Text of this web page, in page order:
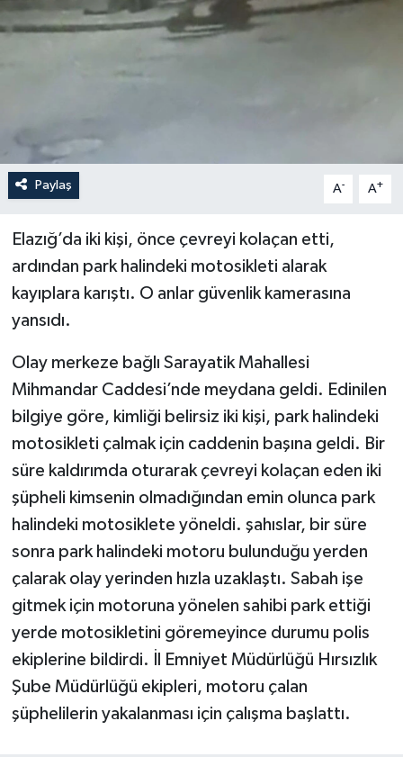
Paylaş A- A+
Elazığ’da iki kişi, önce çevreyi kolaçan etti,
ardından park halindeki motosikleti alarak
kayıplara karıştı. O anlar güvenlik kamerasına
yansıdı.
Olay merkeze bağlı Sarayatik Mahallesi
Mihmandar Caddesi’nde meydana geldi. Edinilen
bilgiye göre, kimliği belirsiz iki kişi, park halindeki
motosikleti çalmak için caddenin başına geldi. Bir
süre kaldırımda oturarak çevreyi kolaçan eden iki
şüpheli kimsenin olmadığından emin olunca park
halindeki motosiklete yöneldi. şahıslar, bir süre
sonra park halindeki motoru bulunduğu yerden
çalarak olay yerinden hızla uzaklaştı. Sabah işe
gitmek için motoruna yönelen sahibi park ettiği
yerde motosikletini göremeyince durumu polis
ekiplerine bildirdi. İl Emniyet Müdürlüğü Hırsızlık
Şube Müdürlüğü ekipleri, motoru çalan
şüphelilerin yakalanması için çalışma başlattı.